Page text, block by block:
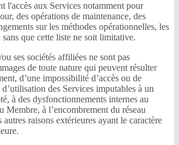
l'accès aux Services notamment pour
des opérations de maintenance, des
sur les méthodes opérationnelles, les
que cette liste ne soit limitative.
ses sociétés affiliées ne sont pas
de toute nature qui peuvent résulter
d’une impossibilité d’accès ou de
des Services imputables à un
à des dysfonctionnements internes au
Membre, à l’encombrement du réseau
raisons extérieures ayant le caractère